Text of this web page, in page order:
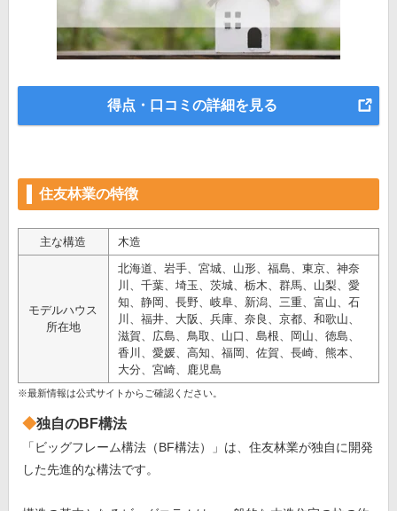
得点・口コミの詳細を見る
住友林業の特徴
主な構造 木造
モデルハウス
所在地
北海道、岩手、宮城、山形、福島、東京、神奈
川、千葉、埼玉、茨城、栃木、群馬、山梨、愛
知、静岡、長野、岐阜、新潟、三重、富山、石
川、福井、大阪、兵庫、奈良、京都、和歌山、
滋賀、広島、鳥取、山口、島根、岡山、徳島、
香川、愛媛、高知、福岡、佐賀、長崎、熊本、
大分、宮崎、鹿児島
※最新情報は公式サイトからご確認ください。
独自のBF構法
「ビッグフレーム構法（BF構法）」は、住友林業が独自に開発
した先進的な構法です。